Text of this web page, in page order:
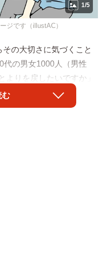
1/5
です（illustAC）
の大切さに気づくこと
代の男女1000人（男性
よりを戻したいですか」
では1割強の人が「より
。また、よりを戻した
む